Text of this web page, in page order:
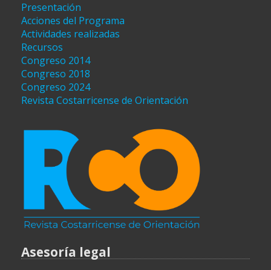
Presentación
Acciones del Programa
Actividades realizadas
Recursos
Congreso 2014
Congreso 2018
Congreso 2024
Revista Costarricense de Orientación
Asesoría legal